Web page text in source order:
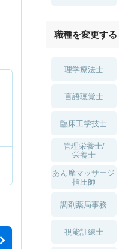
職種を変更する
理学療法士
言語聴覚士
臨床工学技士
管理栄養士/
栄養士
あん摩マッサージ
指圧師
調剤薬局事務
視能訓練士